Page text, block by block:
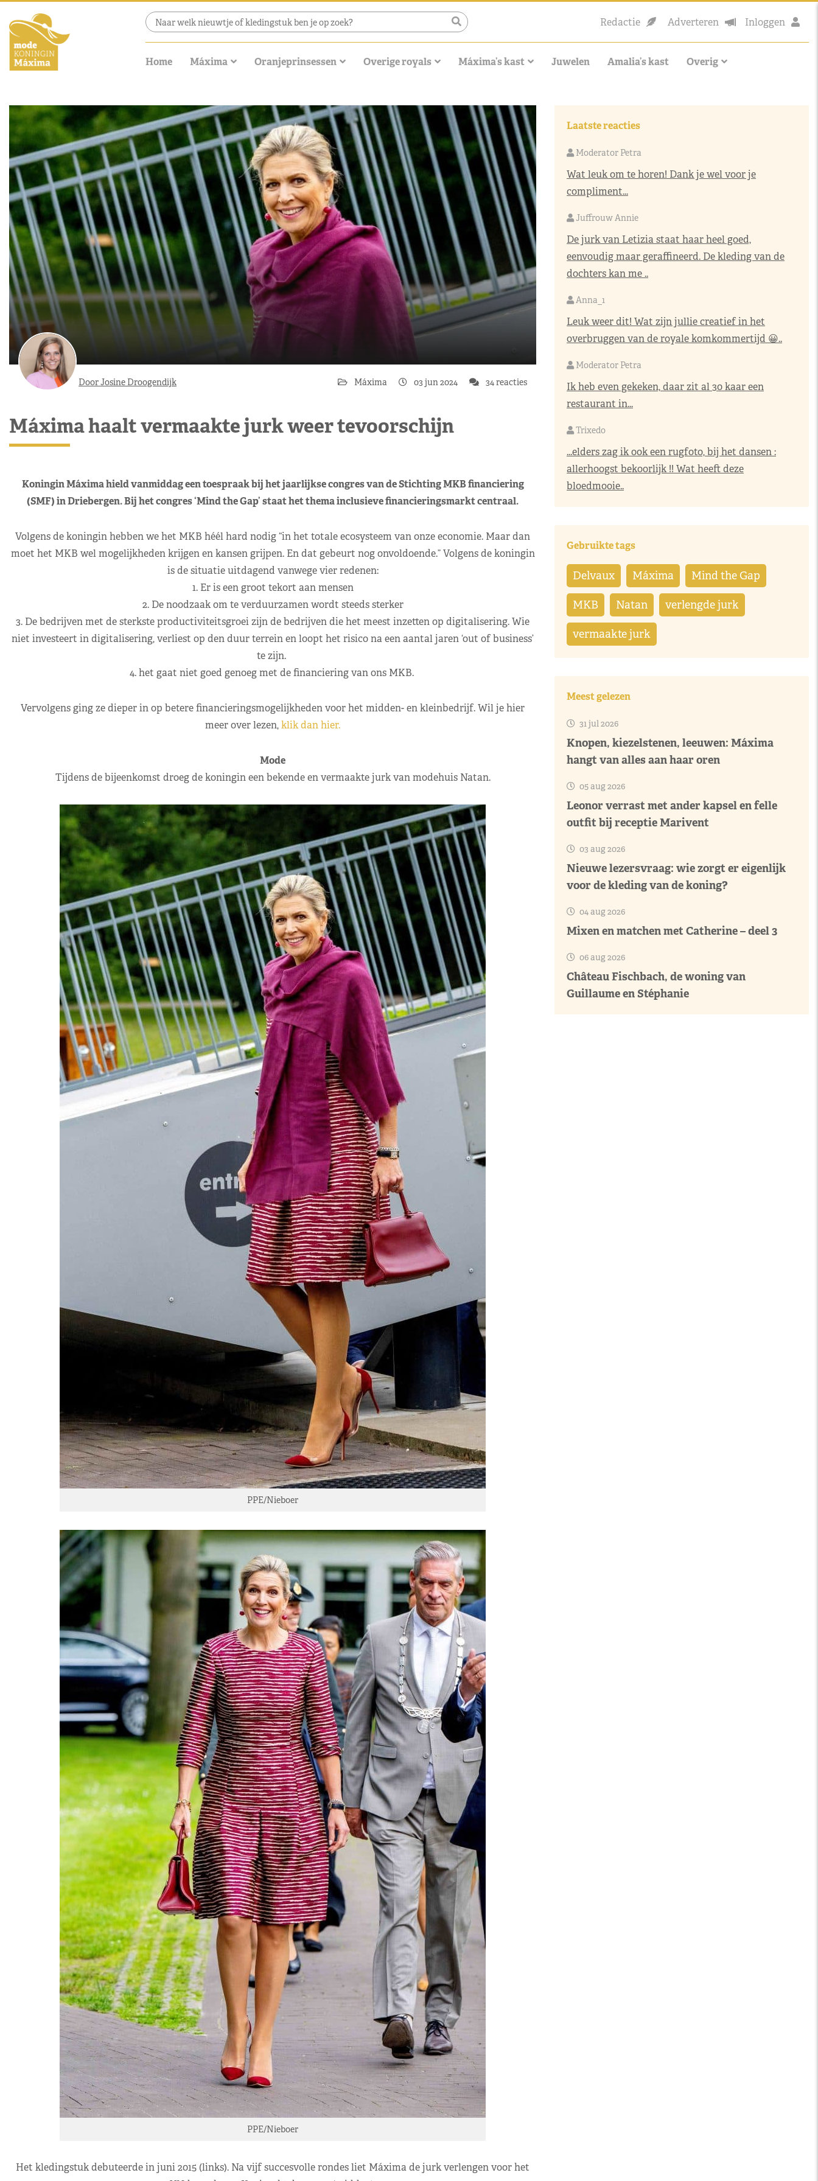
Redactie Adverteren Inloggen
Home Máxima Oranjeprinsessen Overige royals Máxima’s kast Juwelen Amalia’s kast Overig
Door Josine Droogendijk Máxima 03 jun 2024 34 reacties
Máxima haalt vermaakte jurk weer tevoorschijn
Koningin Máxima hield vanmiddag een toespraak bij het jaarlijkse congres van de Stichting MKB financiering
(SMF) in Driebergen. Bij het congres ‘Mind the Gap’ staat het thema inclusieve financieringsmarkt centraal.
Volgens de koningin hebben we het MKB héél hard nodig “in het totale ecosysteem van onze economie. Maar dan
moet het MKB wel mogelijkheden krijgen en kansen grijpen. En dat gebeurt nog onvoldoende.” Volgens de koningin
is de situatie uitdagend vanwege vier redenen:
1. Er is een groot tekort aan mensen
2. De noodzaak om te verduurzamen wordt steeds sterker
3. De bedrijven met de sterkste productiviteitsgroei zijn de bedrijven die het meest inzetten op digitalisering. Wie
niet investeert in digitalisering, verliest op den duur terrein en loopt het risico na een aantal jaren ‘out of business’
te zijn.
4. het gaat niet goed genoeg met de financiering van ons MKB.
Vervolgens ging ze dieper in op betere financieringsmogelijkheden voor het midden- en kleinbedrijf. Wil je hier
meer over lezen,klik dan hier.
Mode
Tijdens de bijeenkomst droeg de koningin een bekende en vermaakte jurk van modehuis Natan.
PPE/Nieboer
PPE/Nieboer
Het kledingstuk debuteerde in juni 2015 (links). Na vijf succesvolle rondes liet Máxima de jurk verlengen voor het
Laatste reacties
Moderator Petra
Wat leuk om te horen! Dank je wel voor je
compliment...
Juffrouw Annie
De jurk van Letizia staat haar heel goed,
eenvoudig maar geraffineerd. De kleding van de
dochters kan me ..
Anna_1
Leuk weer dit! Wat zijn jullie creatief in het
overbruggen van de royale komkommertijd 😀..
Moderator Petra
Ik heb even gekeken, daar zit al 30 kaar een
restaurant in...
Trixedo
...elders zag ik ook een rugfoto, bij het dansen :
allerhoogst bekoorlijk !! Wat heeft deze
bloedmooie..
Gebruikte tags
Delvaux Máxima Mind the Gap
MKB Natan verlengde jurk
vermaakte jurk
Meest gelezen
31 jul 2026
Knopen, kiezelstenen, leeuwen: Máxima
hangt van alles aan haar oren
05 aug 2026
Leonor verrast met ander kapsel en felle
outfit bij receptie Marivent
03 aug 2026
Nieuwe lezersvraag: wie zorgt er eigenlijk
voor de kleding van de koning?
04 aug 2026
Mixen en matchen met Catherine – deel 3
06 aug 2026
Château Fischbach, de woning van
Guillaume en Stéphanie